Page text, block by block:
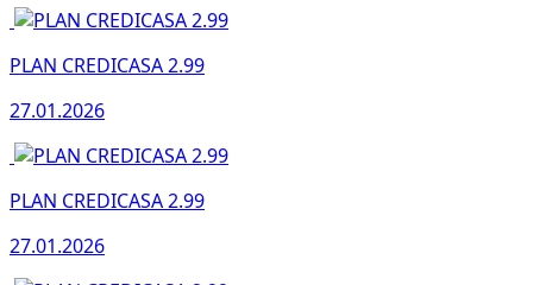
PLAN CREDICASA 2.99
27.01.2026
PLAN CREDICASA 2.99
27.01.2026